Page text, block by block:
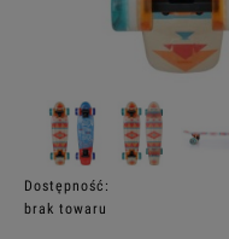
Dostępność:
brak towaru